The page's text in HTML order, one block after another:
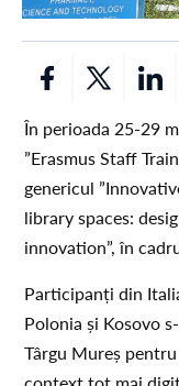
În perioada 25-29
”Erasmus Staff
genericul
library spaces:
innovation”, în
Participanți din
Polonia și Kosovo
Târgu Mureș